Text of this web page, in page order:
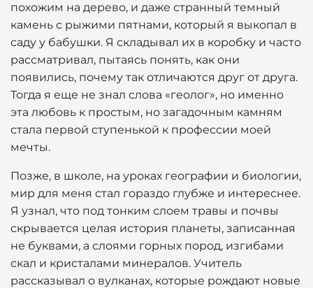
похожим на дерево, и даже странный темный
камень с рыжими пятнами, который я выкопал в
саду у бабушки. Я складывал их в коробку и часто
рассматривал, пытаясь понять, как они
появились, почему так отличаются друг от друга.
Тогда я еще не знал слова «геолог», но именно
эта любовь к простым, но загадочным камням
стала первой ступенькой к профессии моей
мечты.
Позже, в школе, на уроках географии и биологии,
мир для меня стал гораздо глубже и интереснее.
Я узнал, что под тонким слоем травы и почвы
скрывается целая история планеты, записанная
не буквами, а слоями горных пород, изгибами
скал и кристалами минералов. Учитель
рассказывал о вулканах, которые рождают новые